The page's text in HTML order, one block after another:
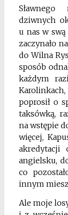
dziwnych
u nas w
zaczynało
do Wilna
sposób
każdym
poprosił o
taksówką,
na wstępie
więcej,
angielsku,
co
innym
Ale moje